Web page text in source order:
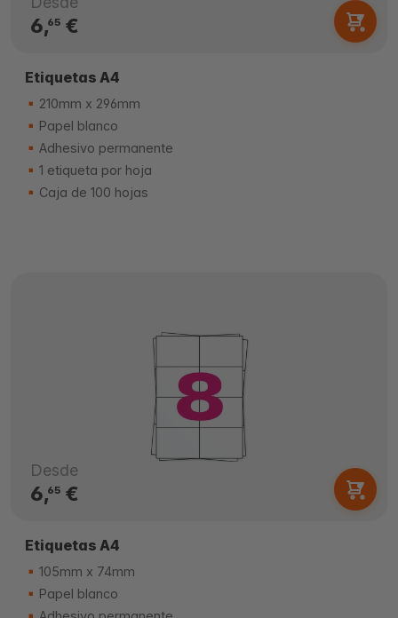
6,65€
Etiquetas A4
210mm x 296mm
Papel blanco
Adhesivo permanente
1 etiqueta por hoja
Caja de 100 hojas
Desde
6,65€
Etiquetas A4
105mm x 74mm
Papel blanco